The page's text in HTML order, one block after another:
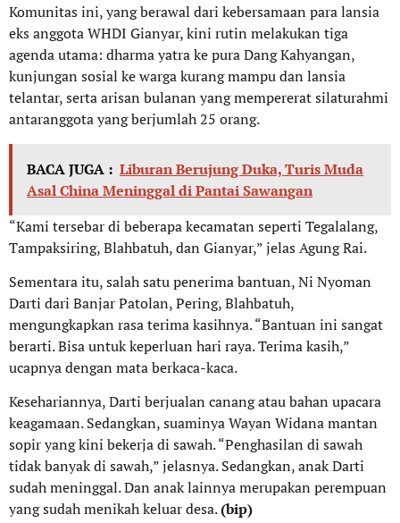
Komunitas ini, yang berawal dari kebersamaan para lansia
eks anggota WHDI Gianyar, kini rutin melakukan tiga
agenda utama: dharma yatra ke pura Dang Kahyangan,
kunjungan sosial ke warga kurang mampu dan lansia
telantar, serta arisan bulanan yang mempererat silaturahmi
antaranggota yang berjumlah 25 orang.
BACA JUGA : Liburan Berujung Duka, Turis Muda
Asal China Meninggal di Pantai Sawangan
“Kami tersebar di beberapa kecamatan seperti Tegalalang,
Tampaksiring, Blahbatuh, dan Gianyar,” jelas Agung Rai.
Sementara itu, salah satu penerima bantuan, Ni Nyoman
Darti dari Banjar Patolan, Pering, Blahbatuh,
mengungkapkan rasa terima kasihnya. “Bantuan ini sangat
berarti. Bisa untuk keperluan hari raya. Terima kasih,”
ucapnya dengan mata berkaca-kaca.
Kesehariannya, Darti berjualan canang atau bahan upacara
keagamaan. Sedangkan, suaminya Wayan Widana mantan
sopir yang kini bekerja di sawah. “Penghasilan di sawah
tidak banyak di sawah,” jelasnya. Sedangkan, anak Darti
sudah meninggal. Dan anak lainnya merupakan perempuan
yang sudah menikah keluar desa.(bip)